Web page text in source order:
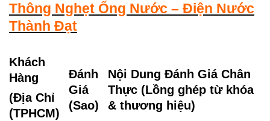
Thông Nghẹt Ống Nước – Điện Nước
Thành Đạt
Khách
Hàng
(Địa Chỉ
(TPHCM)
Đánh
Giá
(Sao)
Nội Dung Đánh Giá Chân
Thực (Lồng ghép từ khóa
& thương hiệu)